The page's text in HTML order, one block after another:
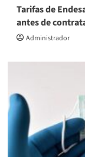
Tarifas de
antes de
Administrador